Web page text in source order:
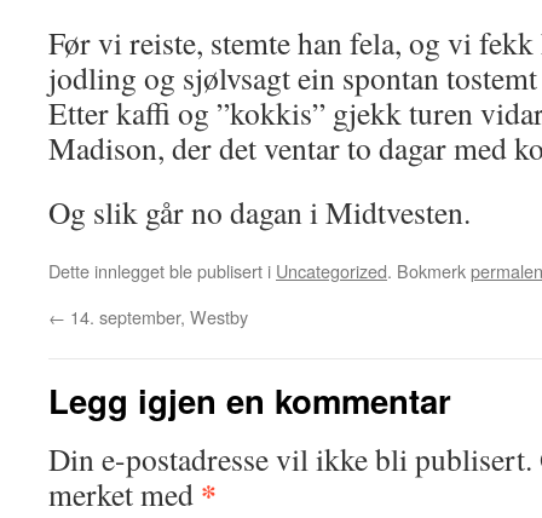
Før vi reiste, stemte han fela, og vi
jodling og sjølvsagt ein spontan
Etter kaffi og ”kokkis” gjekk turen
Madison, der det ventar to dagar med
Og slik går no dagan i Midtvesten.
Dette innlegget ble publisert i Uncategorized. Bokmerk
← 14. september, Westby
Legg igjen en kommentar
Din e-postadresse vil ikke bli publisert.
merket med *